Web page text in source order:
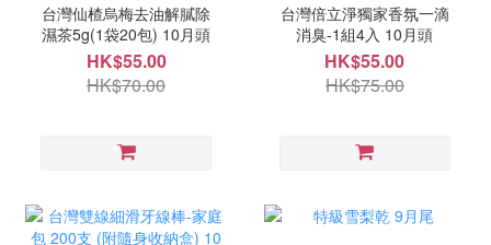
台灣仙楂烏梅去油解膩除
濕茶5g(1袋20包) 10月頭
HK$55.00
HK$70.00
台灣倍立淨獨家香氛一滴
消臭-1組4入 10月頭
HK$55.00
HK$75.00